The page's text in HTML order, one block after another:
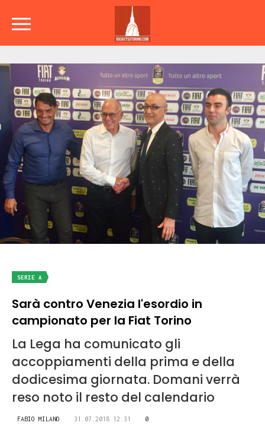
SERIE A
Sarà contro Venezia l'esordio in
campionato per la Fiat Torino
La Lega ha comunicato gli
accoppiamenti della prima e della
dodicesima giornata. Domani verrà
reso noto il resto del calendario
FABIO MILANO 31.07.2018 12:31 0